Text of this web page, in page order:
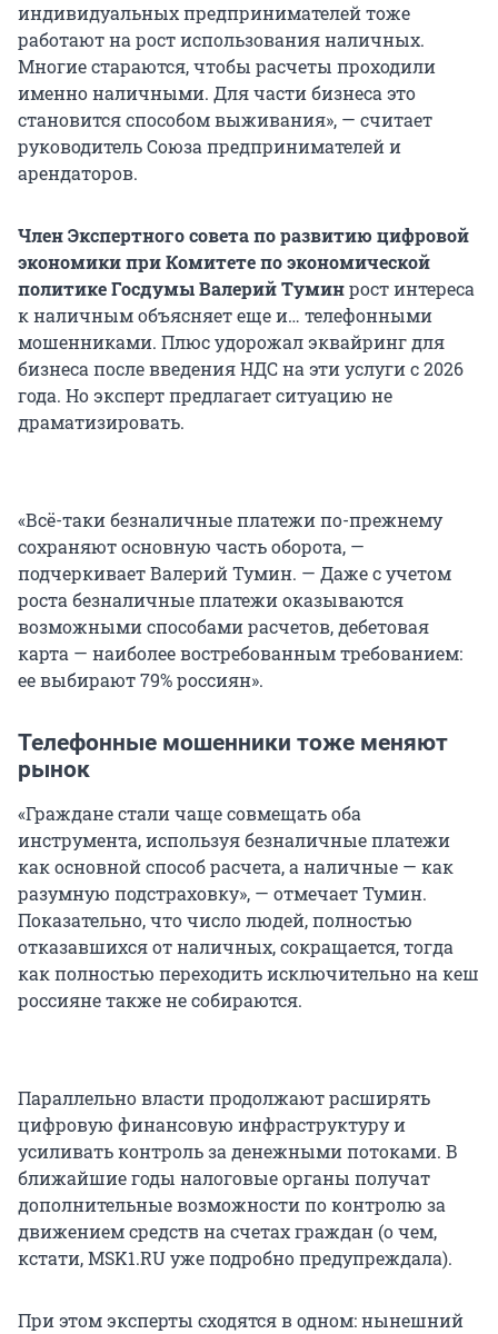
индивидуальных предпринимателей тоже
работают на рост использования наличных.
Многие стараются, чтобы расчеты проходили
именно наличными. Для части бизнеса это
становится способом выживания», — считает
руководитель Союза предпринимателей и
арендаторов.
Член Экспертного совета по развитию цифровой
экономики при Комитете по экономической
политике ГосдумыВалерий Туминрост интереса
к наличным объясняет еще и… телефонными
мошенниками. Плюс удорожал эквайринг для
бизнеса после введения НДС на эти услуги с 2026
года. Но эксперт предлагает ситуацию не
драматизировать.
«Всё-таки безналичные платежи по-прежнему
сохраняют основную часть оборота, —
подчеркивает Валерий Тумин. — Даже с учетом
роста безналичные платежи оказываются
возможными способами расчетов, дебетовая
карта — наиболее востребованным требованием:
ее выбирают 79% россиян».
Телефонные мошенники тоже меняют
рынок
«Граждане стали чаще совмещать оба
инструмента, используя безналичные платежи
как основной способ расчета, а наличные — как
разумную подстраховку», — отмечает Тумин.
Показательно, что число людей, полностью
отказавшихся от наличных, сокращается, тогда
как полностью переходить исключительно на кеш
россияне также не собираются.
Параллельно власти продолжают расширять
цифровую финансовую инфраструктуру и
усиливать контроль за денежными потоками. В
ближайшие годы налоговые органы получат
дополнительные возможности по контролю за
движением средств на счетах граждан (о чем,
кстати, MSK1.RU уже подробно предупреждала).
При этом эксперты сходятся в одном: нынешний